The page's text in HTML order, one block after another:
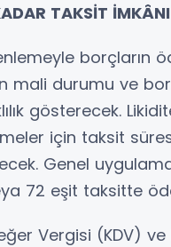
TAKSİT İMKÂNI
borçların
mali durumu ve
gösterecek.
için taksit
Genel
72 eşit taksitte
Vergisi (KDV)